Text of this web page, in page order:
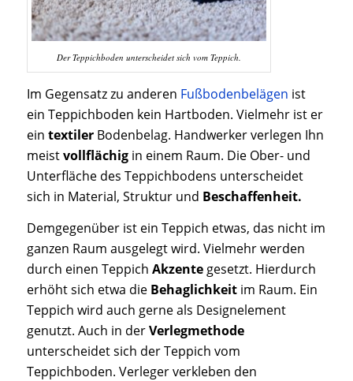
Der Teppichboden unterscheidet sich vom Teppich.
Im Gegensatz zu anderen Fußbodenbelägen ist
ein Teppichboden kein Hartboden. Vielmehr ist er
ein textilerBodenbelag. Handwerker verlegen Ihn
meistvollflächigin einem Raum. Die Ober- und
Unterfläche des Teppichbodens unterscheidet
sich in Material, Struktur und Beschaffenheit.
Demgegenüber ist ein Teppich etwas, das nicht im
ganzen Raum ausgelegt wird. Vielmehr werden
durch einen Teppich Akzente gesetzt. Hierdurch
erhöht sich etwa die Behaglichkeitim Raum. Ein
Teppich wird auch gerne als Designelement
genutzt. Auch in derVerlegmethode
unterscheidet sich der Teppich vom
Teppichboden. Verleger verkleben den